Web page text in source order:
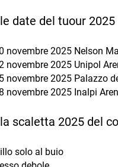
date del tuour
novembre 2025 Nelson
novembre 2025 Unipol
novembre 2025 Palazzo
novembre 2025 Inalpi
scaletta 2025 del
solo al buio